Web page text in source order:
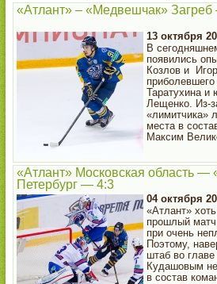
«Атлант» – «Медвешчак» Загреб
13 октября
В
появились
Козлов и
Таратухина и
Лещенко. Из-
«лимитчика»
места в
Максим
«Атлант» Московская область —
Петербург — 4:3
04 октября
«Атлант»
прошлый
при очень
Поэтому,
штаб во
Кудашовым
в состав